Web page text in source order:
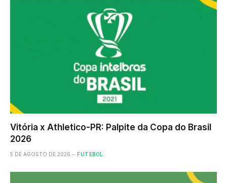
Vitória x Athletico-PR: Palpite da Copa do Brasil
2026
5 DE AGOSTO DE 2026 FUTEBOL